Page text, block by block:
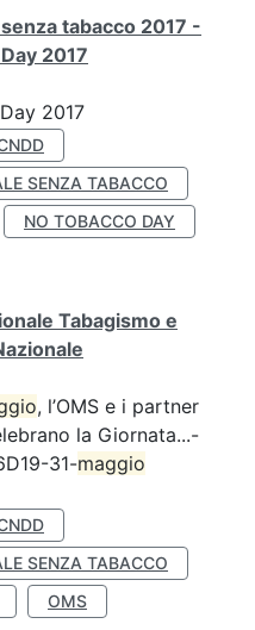
tabacco 2017 -
2017
2017
SENZA TABACCO
NO TOBACCO DAY
Tabagismo e
, l’OMS e i partner
la Giornata...-
31-maggio
SENZA TABACCO
OMS